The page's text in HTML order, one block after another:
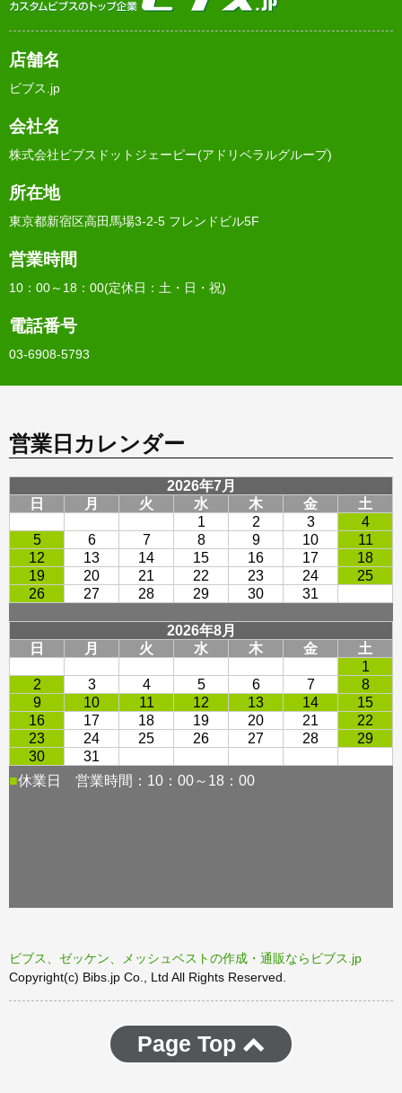
店舗名
ビブス.jp
会社名
株式会社ビブスドットジェーピー(アドリベラルグループ)
所在地
東京都新宿区高田馬場3-2-5 フレンドビル5F
営業時間
10：00～18：00(定休日：土・日・祝)
電話番号
03-6908-5793
営業日カレンダー
ビブス、ゼッケン、メッシュベストの作成・通販ならビブス.jp
Copyright(c) Bibs.jp Co., Ltd All Rights Reserved.
Page Top